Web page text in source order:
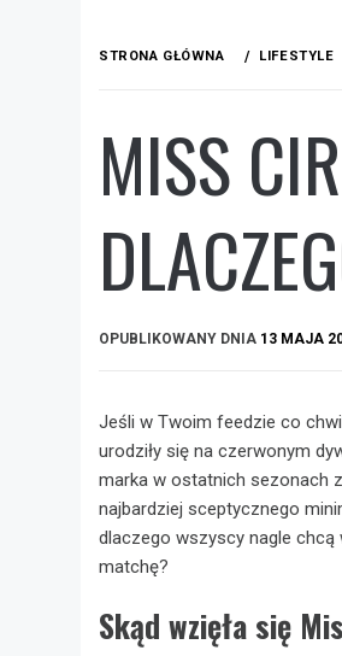
STRONA GŁÓWNA LIFESTYLE
MISS
OPUBLIKOWANY DNIA 13 MAJA
Jeśli w Twoim feedzie co
urodziły się na czerwonym
marka w ostatnich sezonach
najbardziej sceptycznego
dlaczego wszyscy nagle chcą
matchę?
Skąd wzięła się